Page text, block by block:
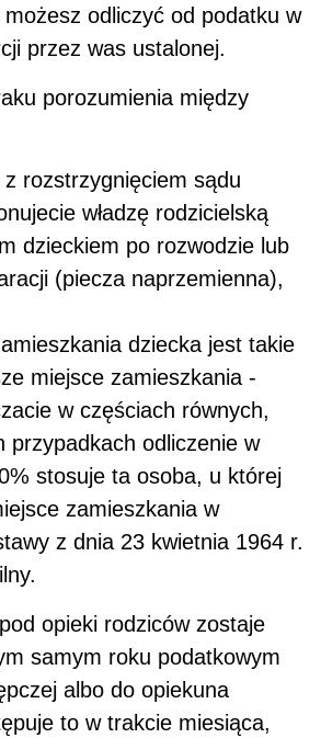
odliczyć od podatku w
przez was ustalonej.
porozumienia między
rozstrzygnięciem sądu
władzę rodzicielską
dzieckiem po rozwodzie lub
(piecza naprzemienna),
dziecka jest takie
miejsce zamieszkania -
w częściach równych,
przypadkach odliczenie w
stosuje ta osoba, u której
zamieszkania w
z dnia 23 kwietnia 1964 r.
opieki rodziców zostaje
samym roku podatkowym
albo do opiekuna
to w trakcie miesiąca,